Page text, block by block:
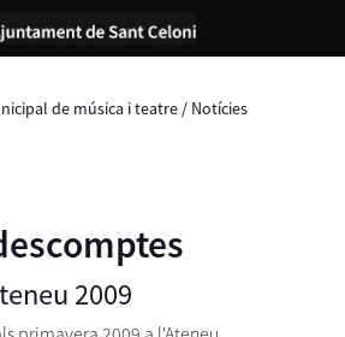
de música i teatre / Notícies
2009